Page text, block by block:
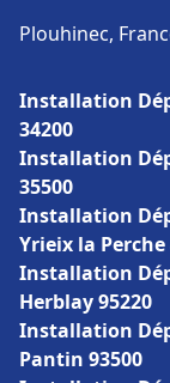
Plouhinec,
Installation
34200
Installation
35500
Installation
Yrieix la Perche
Installation
Herblay 95220
Installation
Pantin 93500